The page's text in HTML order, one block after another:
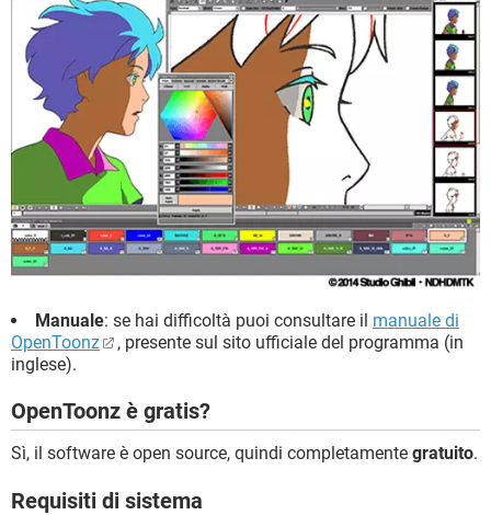
Manuale: se hai difficoltà puoi consultare il manuale di
OpenToonz
, presente sul sito ufficiale del programma (in
inglese).
OpenToonz è gratis?
Sì, il software è open source, quindi completamente gratuito.
Requisiti di sistema